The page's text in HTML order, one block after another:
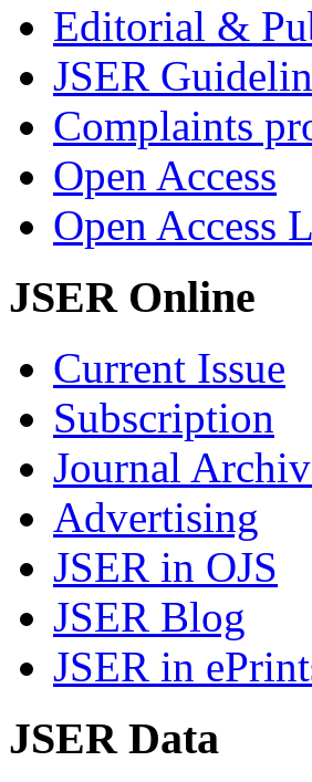
Editorial &
JSER
Complaints
Open Access
Open Access
JSER Online
Current Issue
Subscription
Journal
Advertising
JSER in OJS
JSER Blog
JSER in
JSER Data